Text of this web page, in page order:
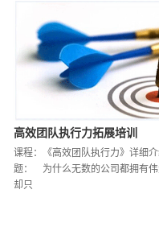
高效团队执行力拓展培训
课程：《高效团队执行力》详细
题： 为什么无数的公司都拥有
却只